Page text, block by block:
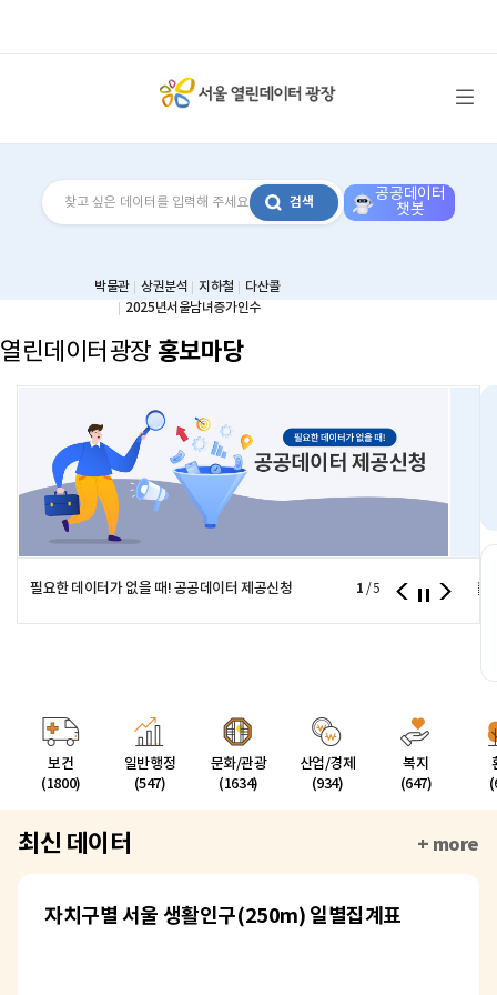
메뉴 열기
검색
박물관 상권분석 지하철
다산콜
2025년서울남녀증가인수
공공데이터
챗봇
열린데이터광장 홍보마당
필요한 데이터가 없을 때! 공공데이터 제공신청 서
1 /5
보건
(1800)
일반행정
(547)
문화/관광
(1634)
산업/경제
(934)
복지
(647)
최신 데이터 + more
자치구별 서울 생활인구(250m) 일별집계표